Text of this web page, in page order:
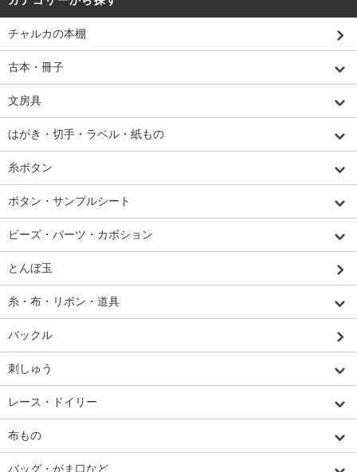
チャルカの本棚
古本・冊子
文房具
はがき・切手・ラベル・紙もの
糸ボタン
ボタン・サンプルシート
ビーズ・パーツ・カボション
とんぼ玉
糸・布・リボン・道具
バックル
刺しゅう
レース・ドイリー
布もの
バッグ・がま口など